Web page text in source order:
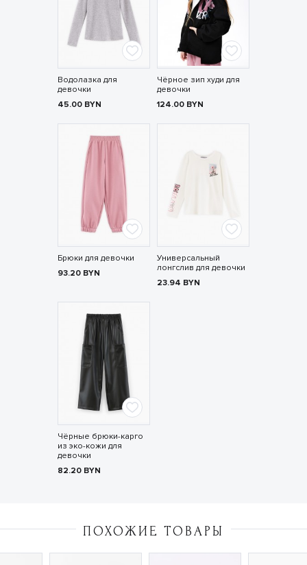
Водолазка для
девочки
45.00 BYN
Чёрное зип худи для
девочки
124.00 BYN
Брюки для девочки
93.20 BYN
Универсальный
лонгслив для девочки
23.94 BYN
Чёрные брюки-карго
из эко-кожи для
девочки
82.20 BYN
ПОХОЖИЕ ТОВАРЫ